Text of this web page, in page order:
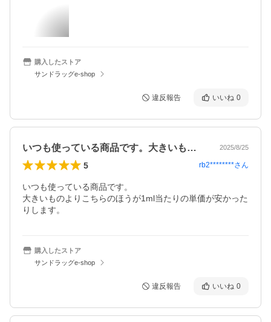
購入したストア
サンドラッグe-shop
違反報告 いいね 0
いつも使っている商品です。大きいものよ… 2025/8/25
5 rb2********さん
いつも使っている商品です。
大きいものよりこちらのほうが1ml当たりの単価が安かった
りします。
購入したストア
サンドラッグe-shop
違反報告 いいね 0